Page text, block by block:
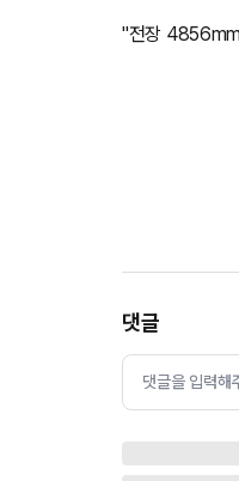
"전장
댓글
댓글을 입력해